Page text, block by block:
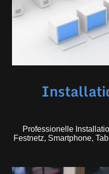
Professionelle
Festnetz, Smartphone,